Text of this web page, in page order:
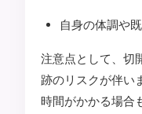
自身の体調や
注意点として、切
跡のリスクが伴い
時間がかかる場合